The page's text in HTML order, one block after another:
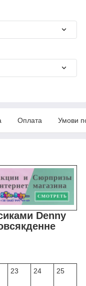
Оплата Умови
Denny
23 24 25